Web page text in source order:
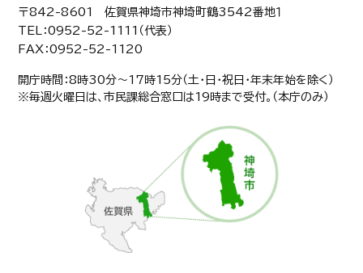
〒842-8601 佐賀県神埼市神埼町鶴3542番地１
TEL：0952-52-1111（代表）
FAX：0952-52-1120
開庁時間：8時30分〜17時15分（土・日・祝日・年末年始を除く）
※毎週火曜日は、市民課総合窓口は19時まで受付。（本庁のみ）